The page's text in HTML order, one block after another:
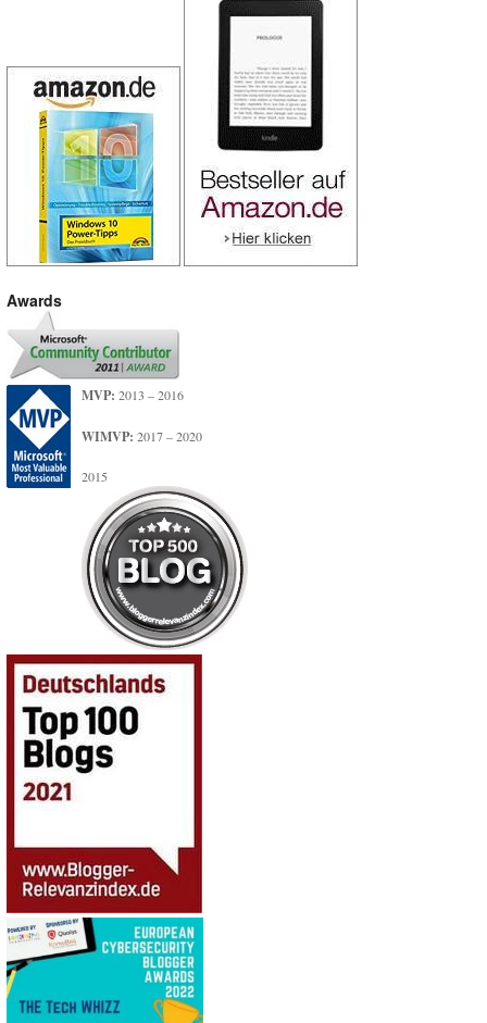
Awards
MVP: 2013 – 2016
WIMVP: 2017 – 2020
2015